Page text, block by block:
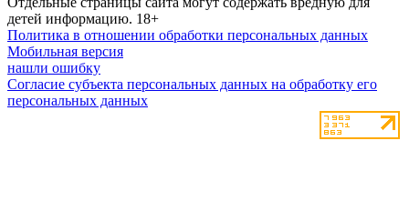
детей информацию. 18+
Политика в отношении обработки персональных данных
Мобильная версия
нашли ошибку
Согласие субъекта персональных данных на обработку его
персональных данных